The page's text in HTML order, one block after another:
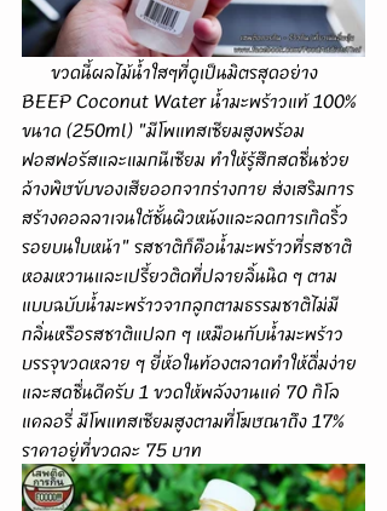
BEEP Coconut Water น้ำมะพร้าวแท้ 100%
ขนาด (250ml) "มีโพแทสเซียมสูงพร้อม
ฟอสฟอรัสและแมกนีเซียม ทำให้รู้สึกสดชื่นช่วย
ล้างพิษขับของเสียออกจากร่างกาย ส่งเสริมการ
สร้างคอลลาเจนใต้ชั้นผิวหนังและลดการเกิดริ้ว
รอยบนใบหน้า" รสชาติก็คือน้ำมะพร้าวที่รสชาติ
หอมหวานและเปรี้ยวติดที่ปลายลิ้นนิด ๆ ตาม
แบบฉบับน้ำมะพร้าวจากลูกตามธรรมชาติไม่มี
กลิ่นหรือรสชาติแปลก ๆ เหมือนกับน้ำมะพร้าว
บรรจุขวดหลาย ๆ ยี่ห้อในท้องตลาดทำให้ดื่มง่าย
และสดชื่นดีครับ 1 ขวดให้พลังงานแค่ 70 กิโล
แคลอรี่ มีโพแทสเซียมสูงตามที่โฆษณาถึง 17%
ราคาอยู่ที่ขวดละ 75 บาท